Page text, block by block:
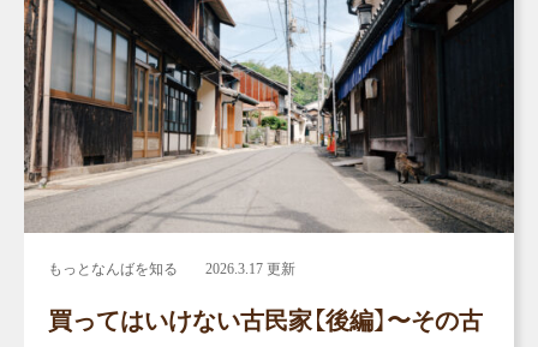
もっとなんばを知る 2026.3.17 更新
買ってはいけない古民家【後編】〜その古